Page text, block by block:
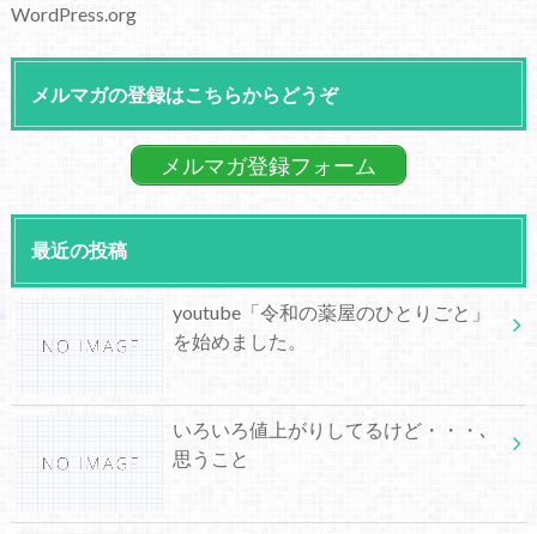
WordPress.org
メルマガの登録はこちらからどうぞ
メルマガ登録フォーム
最近の投稿
youtube「令和の薬屋のひとりごと」
を始めました。
いろいろ値上がりしてるけど・・・､
思うこと